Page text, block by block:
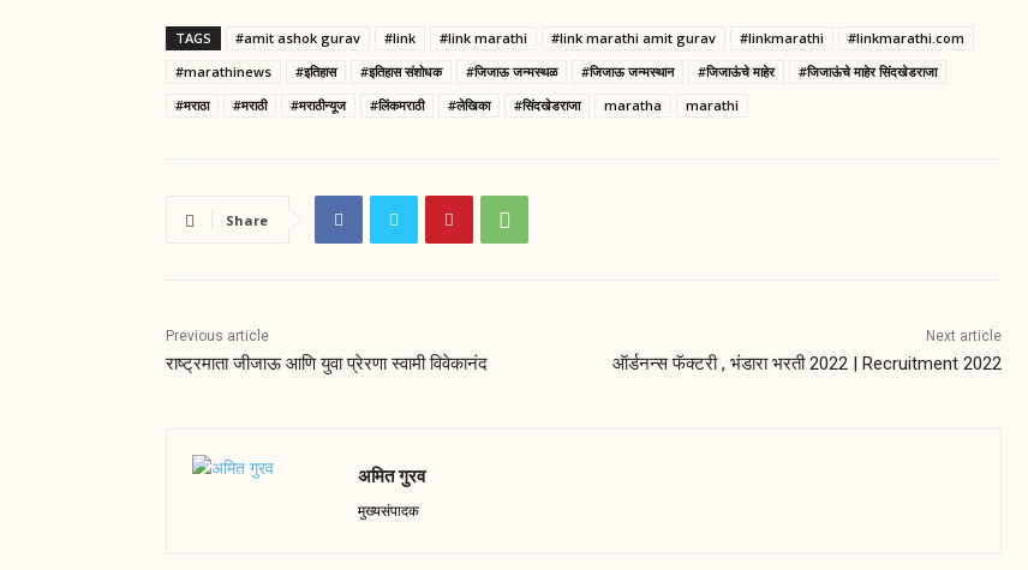
TAGS #amit ashok gurav #link #link marathi #link marathi amit gurav #linkmarathi
#linkmarathi.com
#marathinews
#इतिहास #इतिहास संशोधक #जिजाऊ जन्मस्थळ #जिजाऊ जन्मस्थान #जिजाऊंचे माहेर
#जिजाऊंचे माहेर सिंदखेडराजा
#मराठा
#मराठी #मराठीन्यूज #लिंकमराठी #लेखिका #सिंदखेडराजा maratha marathi
Share
Previous article
राष्ट्रमाता जीजाऊ आणि युवा प्रेरणा स्वामी विवेकानंद
Next article
ऑर्डनन्स फॅक्टरी , भंडारा भरती 2022 | Recruitment 2022
अमित गुरव
मुख्यसंपादक